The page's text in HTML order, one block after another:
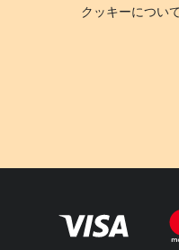
クッキーについ